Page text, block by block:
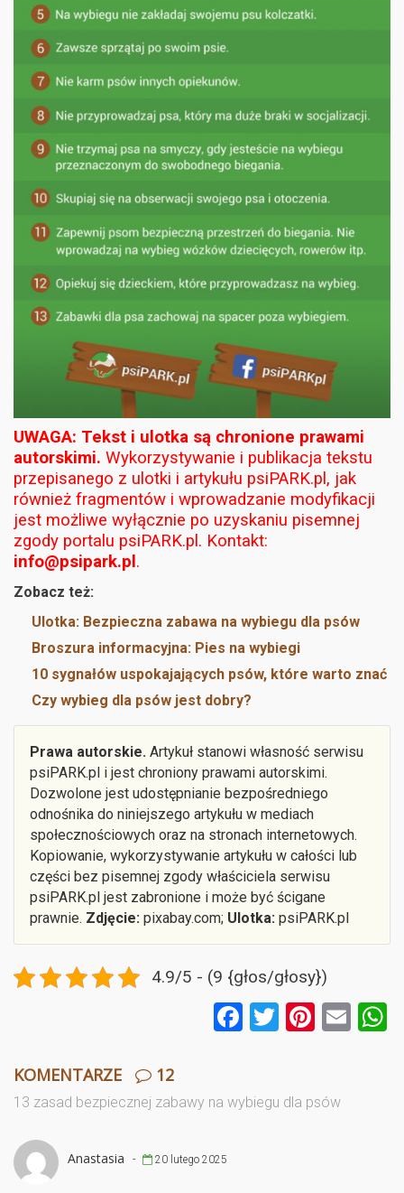
UWAGA: Tekst i ulotka są chronione prawami
autorskimi. Wykorzystywanie i publikacja tekstu
przepisanego z ulotki i artykułu psiPARK.pl, jak
również fragmentów i wprowadzanie modyfikacji
jest możliwe wyłącznie po uzyskaniu pisemnej
zgody portalu psiPARK.pl. Kontakt:
info@psipark.pl .
Zobacz też:
Ulotka: Bezpieczna zabawa na wybiegu dla psów
Broszura informacyjna: Pies na wybiegi
10 sygnałów uspokajających psów, które warto znać
Czy wybieg dla psów jest dobry?
Prawa autorskie. Artykuł stanowi własność serwisu
psiPARK.pl i jest chroniony prawami autorskimi.
Dozwolone jest udostępnianie bezpośredniego
odnośnika do niniejszego artykułu w mediach
społecznościowych oraz na stronach internetowych.
Kopiowanie, wykorzystywanie artykułu w całości lub
części bez pisemnej zgody właściciela serwisu
psiPARK.pl jest zabronione i może być ścigane
prawnie. Zdjęcie: pixabay.com; Ulotka: psiPARK.pl
4.9/5 - (9 {głos/głosy})
F
b
T
er
Pi
es
E
KOMENTARZE 12
13 zasad bezpiecznej zabawy na wybiegu dla psów
Anastasia - 20 lutego 2025